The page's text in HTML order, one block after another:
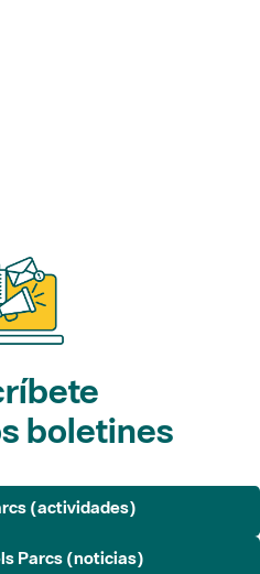
media es de 0 estrellas de
boletines
(actividades)
Parcs (noticias)